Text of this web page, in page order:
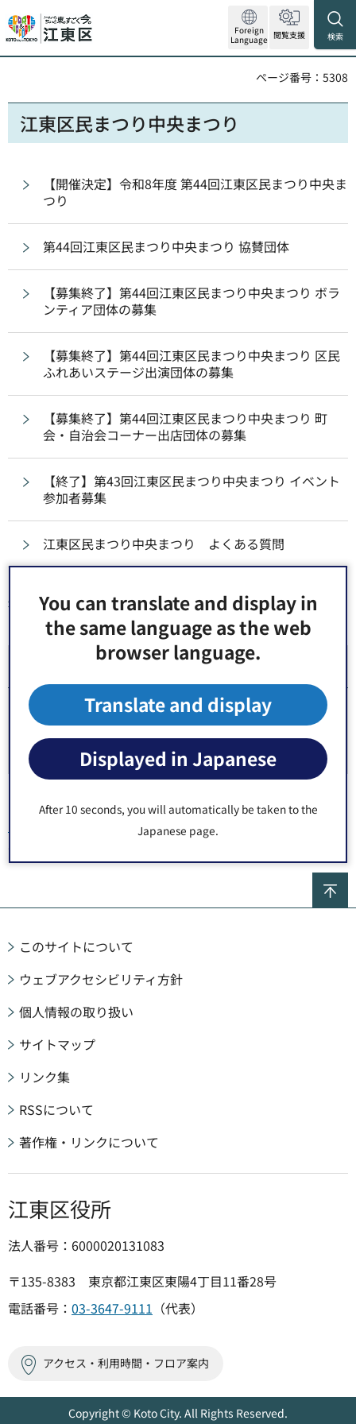
You can translate and display in
the same language as the web
browser language.
Translate and display
Displayed in Japanese
After 10 seconds, you will automatically be taken to the
Japanese page.
Foreign
Language 閲覧支援 検索
ページ番号：5308
江東区民まつり中央まつり
【開催決定】令和8年度 第44回江東区民まつり中央ま
つり
第44回江東区民まつり中央まつり 協賛団体
【募集終了】第44回江東区民まつり中央まつり ボラ
ンティア団体の募集
【募集終了】第44回江東区民まつり中央まつり 区民
ふれあいステージ出演団体の募集
【募集終了】第44回江東区民まつり中央まつり 町
会・自治会コーナー出店団体の募集
【終了】第43回江東区民まつり中央まつり イベント
参加者募集
江東区民まつり中央まつり よくある質問
同じ分類から探す
区民まつり
江東区民まつり中央まつり
江東区民まつり地区まつり
くらし・地域>コミュニティ
このサイトについて
ウェブアクセシビリティ方針
個人情報の取り扱い
サイトマップ
リンク集
RSSについて
著作権・リンクについて
江東区役所
法人番号：6000020131083
〒135-8383 東京都江東区東陽4丁目11番28号
電話番号： 03-3647-9111 （代表）
アクセス・利用時間・フロア案内
Copyright © Koto City. All Rights Reserved.